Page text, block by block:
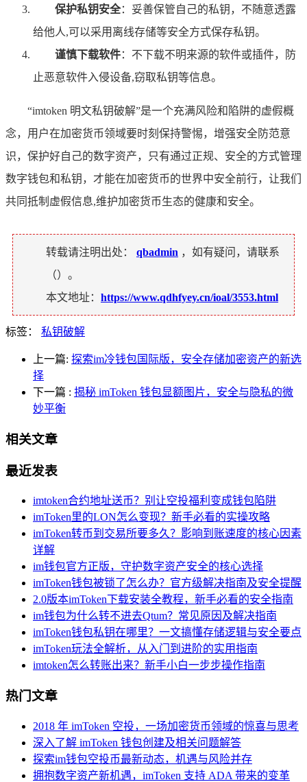
保护私钥安全：妥善保管自己的私钥，不随意透露
给他人,可以采用离线存储等安全方式保存私钥。
谨慎下载软件：不下载不明来源的软件或插件，防
止恶意软件入侵设备,窃取私钥等信息。
“imtoken 明文私钥破解”是一个充满风险和陷阱的虚假概
念，用户在加密货币领域要时刻保持警惕，增强安全防范意
识，保护好自己的数字资产，只有通过正规、安全的方式管理
数字钱包和私钥，才能在加密货币的世界中安全前行，让我们
共同抵制虚假信息,维护加密货币生态的健康和安全。
转载请注明出处： qbadmin ，如有疑问，请联系
（）。
本文地址： https://www.qdhfyey.cn/ioal/3553.html
标签： 私钥破解
上一篇: 探索im冷钱包国际版，安全存储加密资产的新选
择
下一篇 : 揭秘 imToken 钱包显额图片，安全与隐私的微
妙平衡
相关文章
最近发表
imtoken合约地址送币？别让空投福利变成钱包陷阱
imToken里的LON怎么变现？新手必看的实操攻略
imToken转币到交易所要多久？影响到账速度的核心因素
详解
im钱包官方正版，守护数字资产安全的核心选择
imToken钱包被锁了怎么办？官方级解决指南及安全提醒
2.0版本imToken下载安装全教程，新手必看的安全指南
im钱包为什么转不进去Qtum？常见原因及解决指南
imToken钱包私钥在哪里？一文搞懂存储逻辑与安全要点
imToken玩法全解析，从入门到进阶的实用指南
imtoken怎么转账出来？新手小白一步步操作指南
热门文章
2018 年 imToken 空投，一场加密货币领域的惊喜与思考
深入了解 imToken 钱包创建及相关问题解答
探索im钱包空投币最新动态，机遇与风险并存
拥抱数字资产新机遇，imToken 支持 ADA 带来的变革